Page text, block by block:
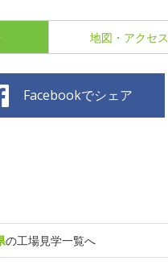
地図・アクセス
Facebookでシェア
の工場見学一覧へ